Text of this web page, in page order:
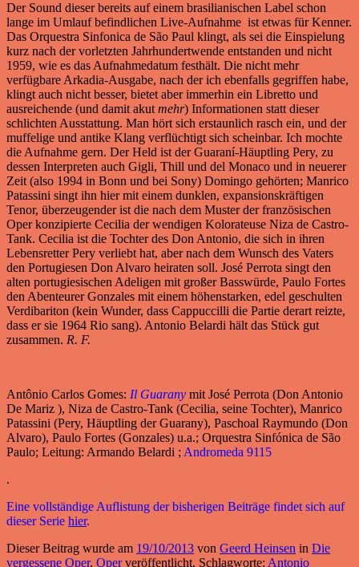
Der Sound dieser bereits auf einem brasilianischen Label schon
lange im Umlauf befindlichen Live-Aufnahme ist etwas für Kenner.
Das Orquestra Sinfonica de São Paul klingt, als sei die Einspielung
kurz nach der vorletzten Jahrhundertwende entstanden und nicht
1959, wie es das Aufnahmedatum festhält. Die nicht mehr
verfügbare Arkadia-Ausgabe, nach der ich ebenfalls gegriffen habe,
klingt auch nicht besser, bietet aber immerhin ein Libretto und
ausreichende (und damit akut mehr) Informationen statt dieser
schlichten Ausstattung. Man hört sich erstaunlich rasch ein, und der
muffelige und antike Klang verflüchtigt sich scheinbar. Ich mochte
die Aufnahme gern. Der Held ist der Guaraní-Häuptling Pery, zu
dessen Interpreten auch Gigli, Thill und del Monaco und in neuerer
Zeit (also 1994 in Bonn und bei Sony) Domingo gehörten; Manrico
Patassini singt ihn hier mit einem dunklen, expansionskräftigen
Tenor, überzeugender ist die nach dem Muster der französischen
Oper konzipierte Cecilia der wendigen Kolorateuse Niza de Castro-
Tank. Cecilia ist die Tochter des Don Antonio, die sich in ihren
Lebensretter Pery verliebt hat, aber nach dem Wunsch des Vaters
den Portugiesen Don Alvaro heiraten soll. José Perrota singt den
alten portugiesischen Adeligen mit großer Basswürde, Paulo Fortes
den Abenteurer Gonzales mit einem höhenstarken, edel geschulten
Verdibariton (kein Wunder, dass Cappuccilli die Partie derart reizte,
dass er sie 1964 Rio sang). Antonio Belardi hält das Stück gut
zusammen. R. F.
Antônio Carlos Gomes: Il Guarany mit José Perrota (Don Antonio
De Mariz ), Niza de Castro-Tank (Cecilia, seine Tochter), Manrico
Patassini (Pery, Häuptling der Guarany), Paschoal Raymundo (Don
Alvaro), Paulo Fortes (Gonzales) u.a.; Orquestra Sinfónica de São
Paulo; Leitung: Armando Belardi ; Andromeda 9115
.
Eine vollständige Auflistung der bisherigen Beiträge findet sich auf
dieser Serie hier.
Dieser Beitrag wurde am 19/10/2013 von Geerd Heinsen in Die
vergessene Oper, Operveröffentlicht. Schlagworte: Antonio